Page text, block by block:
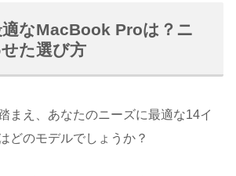
なMacBook Proは？ニ
た選び方
まえ、あなたのニーズに最適な14イ
どのモデルでしょうか？